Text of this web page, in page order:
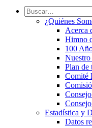
¿Quiénes
Acerca
Himno
100
Nuestro
Plan de
Comité
Estadística y
Datos